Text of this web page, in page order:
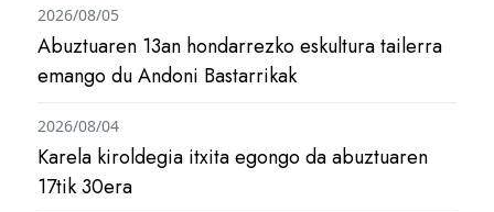
Abuztuaren 13an hondarrezko eskultura tailerra
emango du Andoni Bastarrikak
2026/08/05
Karela kiroldegia itxita egongo da abuztuaren
17tik 30era
2026/08/04